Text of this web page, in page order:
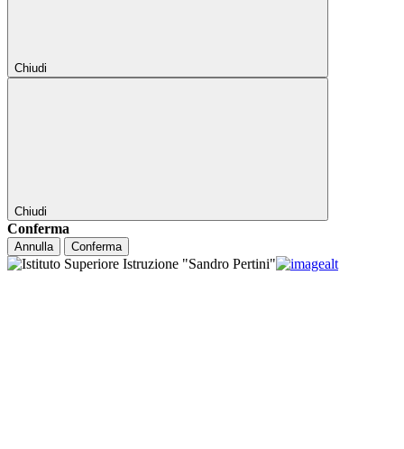
Chiudi
Chiudi
Conferma
Annulla Conferma